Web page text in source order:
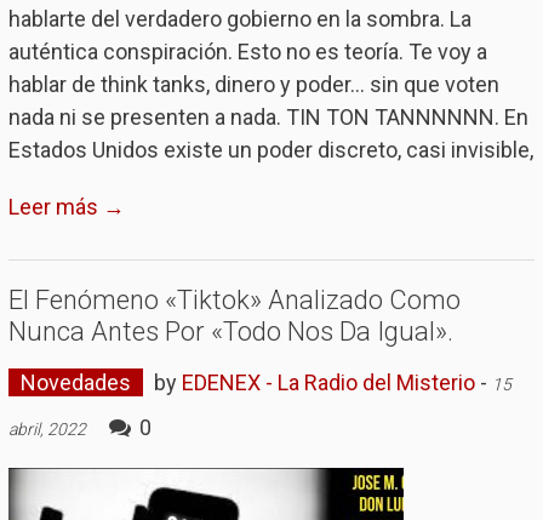
hablarte del verdadero gobierno en la sombra. La
auténtica conspiración. Esto no es teoría. Te voy a
hablar de think tanks, dinero y poder... sin que voten
nada ni se presenten a nada. TIN TON TANNNNNN. En
Estados Unidos existe un poder discreto, casi invisible,
Leer más →
El Fenómeno «Tiktok» Analizado Como
Nunca Antes Por «Todo Nos Da Igual».
Novedades by EDENEX - La Radio del Misterio- 15
abril, 2022 0